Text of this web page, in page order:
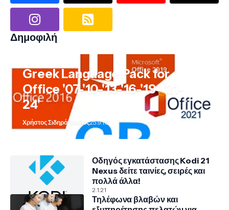
Δημοφιλή
Greek Language Pack for
Office '07-'10-'13-'16-'19- '21-
24'
Χρήστος Σιδηρόπουλος25.9.10
Οδηγός εγκατάστασης Kodi 21
Nexus δείτε ταινίες, σειρές και
πολλά άλλα!
2.1.21
Τηλέφωνα βλαβών και